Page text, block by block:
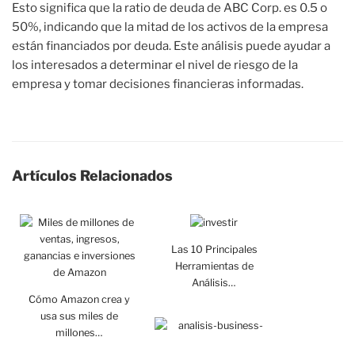
Esto significa que la ratio de deuda de ABC Corp. es 0.5 o
50%, indicando que la mitad de los activos de la empresa
están financiados por deuda. Este análisis puede ayudar a
los interesados a determinar el nivel de riesgo de la
empresa y tomar decisiones financieras informadas.
Artículos Relacionados
Cómo Amazon crea y
usa sus miles de
millones…
Las 10 Principales
Herramientas de
Análisis…